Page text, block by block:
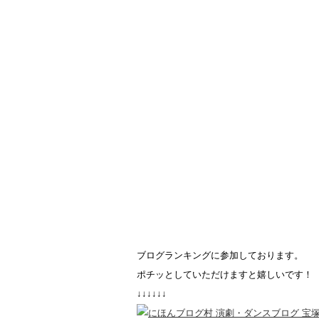
ブログランキングに参加しております。
ポチッとしていただけますと嬉しいです！
↓↓↓↓↓↓